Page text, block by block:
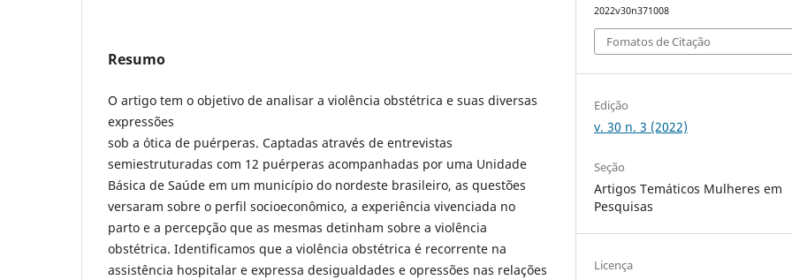
Resumo
O artigo tem o objetivo de analisar a violência obstétrica e suas diversas
expressões
sob a ótica de puérperas. Captadas através de entrevistas
semiestruturadas com 12 puérperas acompanhadas por uma Unidade
Básica de Saúde em um município do nordeste brasileiro, as questões
versaram sobre o perfil socioeconômico, a experiência vivenciada no
parto e a percepção que as mesmas detinham sobre a violência
obstétrica. Identificamos que a violência obstétrica é recorrente na
assistência hospitalar e expressa desigualdades e opressões nas relações
2022v30n371008
Fomatos de Citação
Edição
v. 30 n. 3 (2022)
Seção
Artigos Temáticos Mulheres em
Pesquisas
Licença